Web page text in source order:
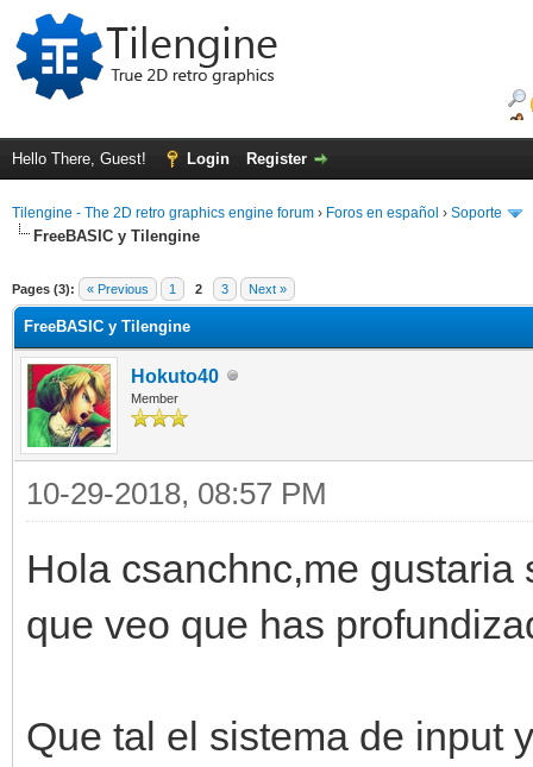
Hello There, Guest! Login Register
Tilengine - The 2D retro graphics engine forum › Foros en español › Soporte
FreeBASIC y Tilengine
Pages (3): « Previous 1 2 3 Next »
FreeBASIC y Tilengine
Hokuto40
Member
10-29-2018, 08:57 PM
Hola csanchnc,me
que veo que has
Que tal el sistema de input